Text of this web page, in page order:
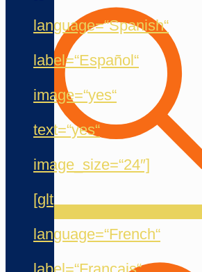
language=“Spanish“
label=“Español“
image=“yes“
text=“yes“
image_size=“24″]
[glt
language=“French“